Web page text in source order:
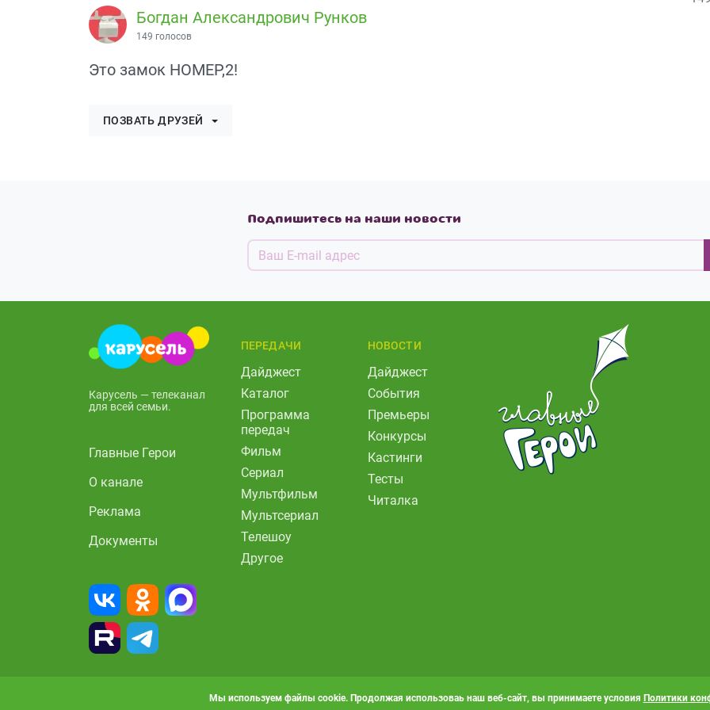
Богдан Александрович Рунков
149 голосов
Это замок НОМЕР,2!
ПОЗВАТЬ ДРУЗЕЙ
Подпишитесь на наши новости
Карусель — телеканал
для всей семьи.
Главные Герои
О канале
Реклама
Документы
ПЕРЕДАЧИ
Дайджест
Каталог
Программа
передач
Фильм
Сериал
Мультфильм
Мультсериал
Телешоу
Другое
НОВОСТИ
Дайджест
События
Премьеры
Конкурсы
Кастинги
Тесты
Читалка
© 2010-2026, АО «Карусель». Все права защищены. Полное или частичное копирование
Мы используем файлы cookie. Продолжая использоваь наш веб-сайт, вы принимаете условия Политики